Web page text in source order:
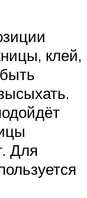
клей,
Для